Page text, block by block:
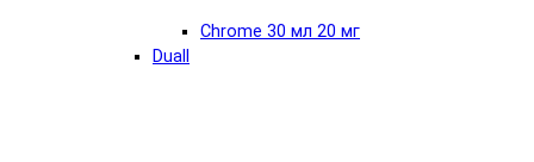
Chrome 30 мл 20 мг
Duall